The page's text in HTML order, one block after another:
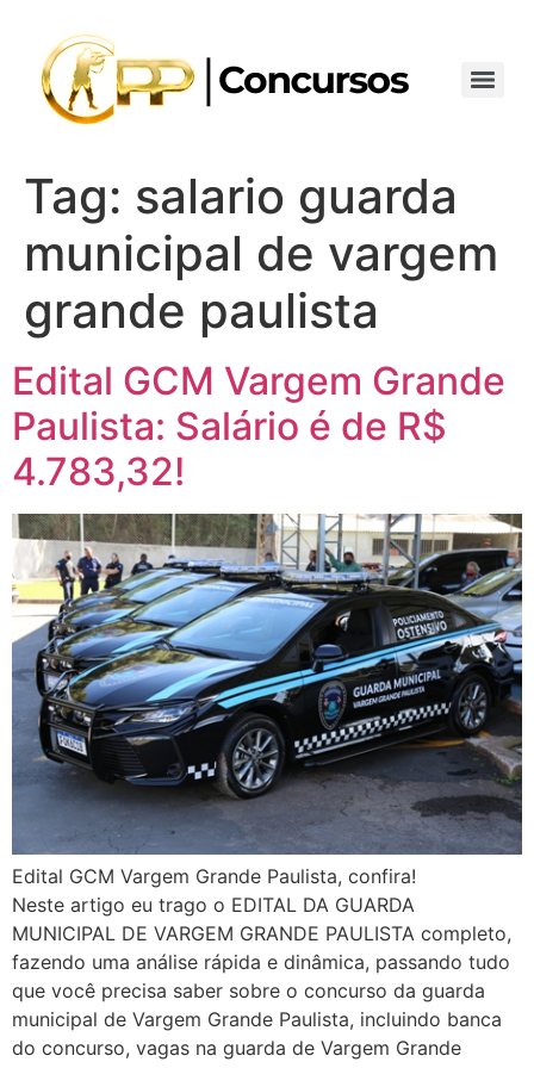
Tag: salario guarda
municipal de vargem
grande paulista
Edital GCM Vargem Grande
Paulista: Salário é de R$
4.783,32!
Edital GCM Vargem Grande Paulista, confira!
Neste artigo eu trago o EDITAL DA GUARDA
MUNICIPAL DE VARGEM GRANDE PAULISTA completo,
fazendo uma análise rápida e dinâmica, passando tudo
que você precisa saber sobre o concurso da guarda
municipal de Vargem Grande Paulista, incluindo banca
do concurso, vagas na guarda de Vargem Grande